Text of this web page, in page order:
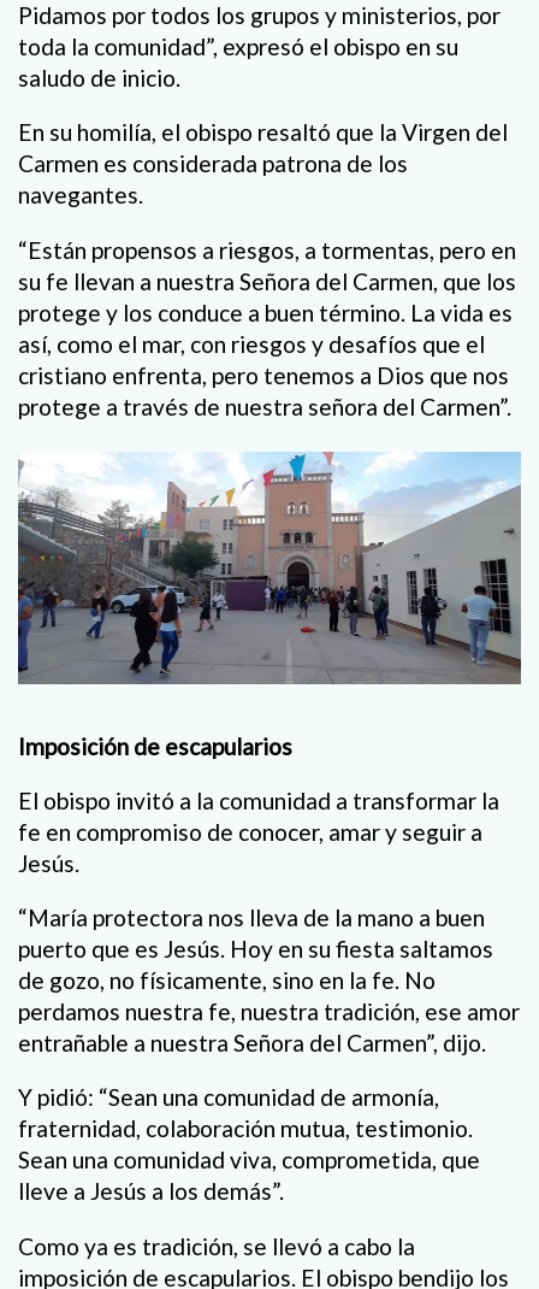
Pidamos por todos los grupos y ministerios, por
toda la comunidad”, expresó el obispo en su
saludo de inicio.
En su homilía, el obispo resaltó que la Virgen del
Carmen es considerada patrona de los
navegantes.
“Están propensos a riesgos, a tormentas, pero en
su fe llevan a nuestra Señora del Carmen, que los
protege y los conduce a buen término. La vida es
así, como el mar, con riesgos y desafíos que el
cristiano enfrenta, pero tenemos a Dios que nos
protege a través de nuestra señora del Carmen”.
Imposición de escapularios
El obispo invitó a la comunidad a transformar la
fe en compromiso de conocer, amar y seguir a
Jesús.
“María protectora nos lleva de la mano a buen
puerto que es Jesús. Hoy en su fiesta saltamos
de gozo, no físicamente, sino en la fe. No
perdamos nuestra fe, nuestra tradición, ese amor
entrañable a nuestra Señora del Carmen”, dijo.
Y pidió: “Sean una comunidad de armonía,
fraternidad, colaboración mutua, testimonio.
Sean una comunidad viva, comprometida, que
lleve a Jesús a los demás”.
Como ya es tradición, se llevó a cabo la
imposición de escapularios. El obispo bendijo los